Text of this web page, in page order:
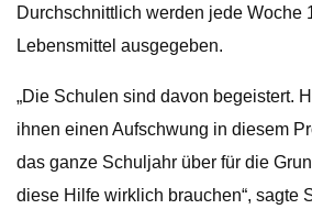
Durchschnittlich werden jede Woche
Lebensmittel ausgegeben.
„Die Schulen sind davon begeistert.
ihnen einen Aufschwung in diesem
das ganze Schuljahr über für die
diese Hilfe wirklich brauchen“, sagte